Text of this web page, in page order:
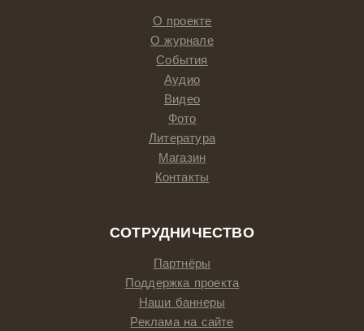
О проекте
О журнале
События
Аудио
Видео
Фото
Литература
Магазин
Контакты
СОТРУДНИЧЕСТВО
Партнёры
Поддержка проекта
Наши баннеры
Реклама на сайте